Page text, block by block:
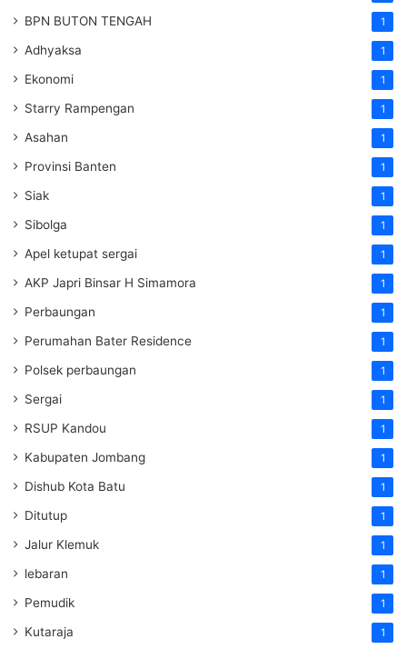
BPN BUTON TENGAH 1
Adhyaksa 1
Ekonomi 1
Starry Rampengan 1
Asahan 1
Provinsi Banten 1
Siak 1
Sibolga 1
Apel ketupat sergai 1
AKP Japri Binsar H Simamora 1
Perbaungan 1
Perumahan Bater Residence 1
Polsek perbaungan 1
Sergai 1
RSUP Kandou 1
Kabupaten Jombang 1
Dishub Kota Batu 1
Ditutup 1
Jalur Klemuk 1
lebaran 1
Pemudik 1
Kutaraja 1